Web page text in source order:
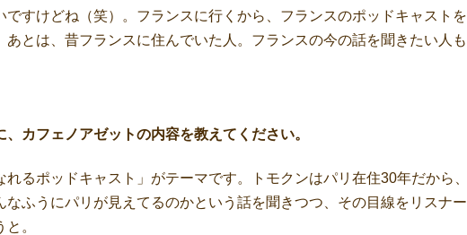
すけどね（笑）。フランスに行くから、フランスのポッドキャストを
とは、昔フランスに住んでいた人。フランスの今の話を聞きたい人も
カフェノアゼットの内容を教えてください。
れるポッドキャスト」がテーマです。トモクンはパリ在住30年だから、
ふうにパリが見えてるのかという話を聞きつつ、その目線をリスナー
。